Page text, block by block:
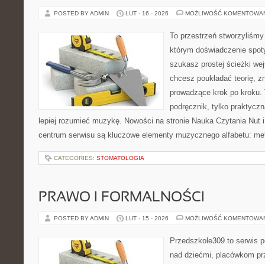
POSTED BY ADMIN LUT - 16 - 2026 MOŻLIWOŚĆ
To przestrzeń
którym doświadczenie
szukasz prostej ścieżki
chcesz poukładać teorię,
prowadzące krok po
podręcznik, tylko
lepiej rozumieć muzykę. Nowości na stronie Nauka Czytania Nut
centrum serwisu są kluczowe elementy muzycznego alfabetu:
CATEGORIES: STOMATOLOGIA
PRAWO I FORMALNOŚCI
POSTED BY ADMIN LUT - 15 - 2026 MOŻLIWOŚĆ
Przedszkole309 to serwis
nad dziećmi, placówkom